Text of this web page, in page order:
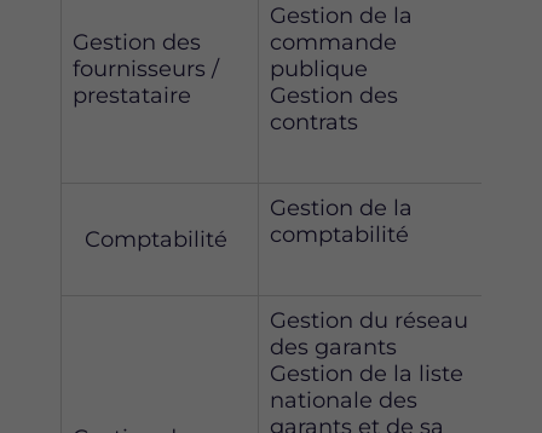
Gestion des
fournisseurs /
prestataire
Gestion de la
commande
publique
Gestion des
contrats
Comptabilité
Gestion de la
comptabilité
Gestion du réseau
des garants
Gestion de la liste
nationale des
garants et de sa